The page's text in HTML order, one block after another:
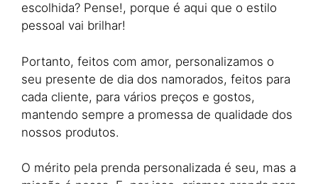
escolhida? Pense!, porque é aqui que o estilo
pessoal vai brilhar!
Portanto, feitos com amor, personalizamos o
seu presente de dia dos namorados, feitos para
cada cliente, para vários preços e gostos,
mantendo sempre a promessa de qualidade dos
nossos produtos.
O mérito pela prenda personalizada é seu, mas a